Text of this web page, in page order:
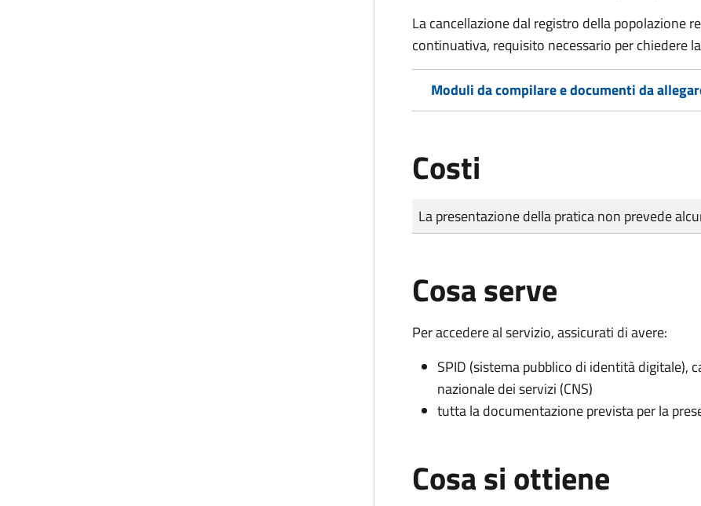
La cancellazione dal registro della popolazione
continuativa, requisito necessario per chiedere
Moduli da compilare e documenti da
Costi
Tipo di pagamento
Importo
La presentazione della pratica non prevede
Cosa serve
Per accedere al servizio, assicurati di avere:
SPID (sistema pubblico di identità digitale),
nazionale dei servizi (CNS)
tutta la documentazione prevista per la
Cosa si ottiene